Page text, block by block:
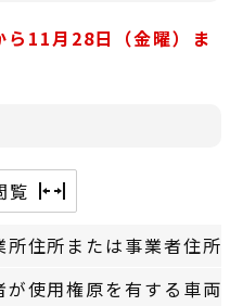
ら11月28日（金曜）ま
覧
所住所または事業者住所
が使用権原を有する車両